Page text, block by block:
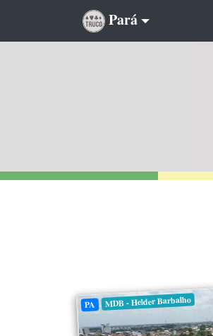
Pará
PA MDB - Helder Barbalho